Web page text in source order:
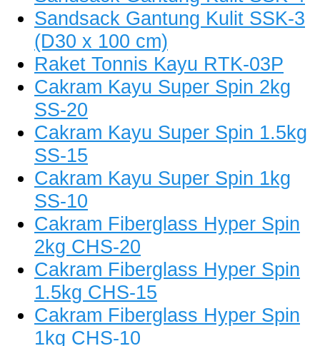
Sandsack Gantung Kulit SSK-3
(D30 x 100 cm)
Raket Tonnis Kayu RTK-03P
Cakram Kayu Super Spin 2kg
SS-20
Cakram Kayu Super Spin 1.5kg
SS-15
Cakram Kayu Super Spin 1kg
SS-10
Cakram Fiberglass Hyper Spin
2kg CHS-20
Cakram Fiberglass Hyper Spin
1.5kg CHS-15
Cakram Fiberglass Hyper Spin
1kg CHS-10